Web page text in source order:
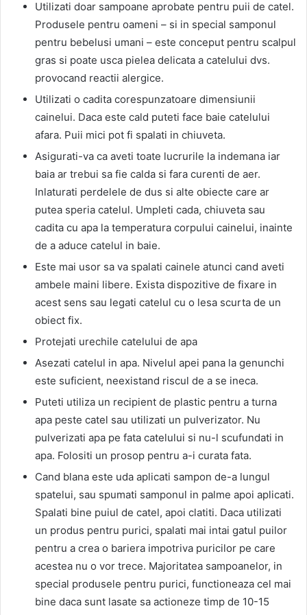
Utilizati doar sampoane aprobate pentru puii de catel.
Produsele pentru oameni – si in special samponul
pentru bebelusi umani – este conceput pentru scalpul
gras si poate usca pielea delicata a catelului dvs.
provocand reactii alergice.
Utilizati o cadita corespunzatoare dimensiunii
cainelui. Daca este cald puteti face baie catelului
afara. Puii mici pot fi spalati in chiuveta.
Asigurati-va ca aveti toate lucrurile la indemana iar
baia ar trebui sa fie calda si fara curenti de aer.
Inlaturati perdelele de dus si alte obiecte care ar
putea speria catelul. Umpleti cada, chiuveta sau
cadita cu apa la temperatura corpului cainelui, inainte
de a aduce catelul in baie.
Este mai usor sa va spalati cainele atunci cand aveti
ambele maini libere. Exista dispozitive de fixare in
acest sens sau legati catelul cu o lesa scurta de un
obiect fix.
Protejati urechile catelului de apa
Asezati catelul in apa. Nivelul apei pana la genunchi
este suficient, neexistand riscul de a se ineca.
Puteti utiliza un recipient de plastic pentru a turna
apa peste catel sau utilizati un pulverizator. Nu
pulverizati apa pe fata catelului si nu-l scufundati in
apa. Folositi un prosop pentru a-i curata fata.
Cand blana este uda aplicati sampon de-a lungul
spatelui, sau spumati samponul in palme apoi aplicati.
Spalati bine puiul de catel, apoi clatiti. Daca utilizati
un produs pentru purici, spalati mai intai gatul puilor
pentru a crea o bariera impotriva puricilor pe care
acestea nu o vor trece. Majoritatea sampoanelor, in
special produsele pentru purici, functioneaza cel mai
bine daca sunt lasate sa actioneze timp de 10-15